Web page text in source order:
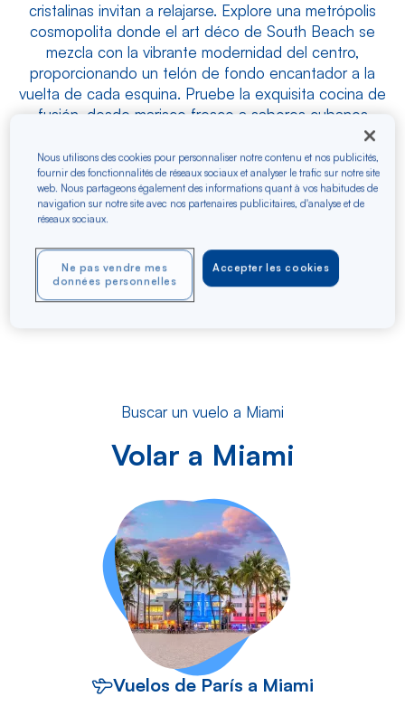
cristalinas invitan a relajarse. Explore una metrópolis
cosmopolita donde el art déco de South Beach se
mezcla con la vibrante modernidad del centro,
proporcionando un telón de fondo encantador a la
vuelta de cada esquina. Pruebe la exquisita cocina de
fusión, desde marisco fresco a sabores cubanos
galardonados del mundo. Baile toda la noche en los
legendarios clubes de Miami, donde la música latina, el
hip-hop y la electrónica crean un ambiente eléctrico sin
igual. Tanto si busca sol, aventura o diversión, Miami
cada momento es una invitación a maravillarse.
Buscar un vuelo a Miami
Volar a Miami
Vuelos de París a Miami
Nous utilisons des cookies pour personnaliser notre contenu et nos publicités,
fournir des fonctionnalités de réseaux sociaux et analyser le trafic sur notre site
web. Nous partageons également des informations quant à vos habitudes de
navigation sur notre site avec nos partenaires publicitaires, d'analyse et de
réseaux sociaux.
Accepter les cookies
Ne pas vendre mes
données personnelles